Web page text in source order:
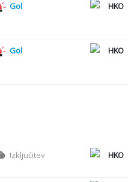
Gol HKO
Gol HKO
Izključitev HKO